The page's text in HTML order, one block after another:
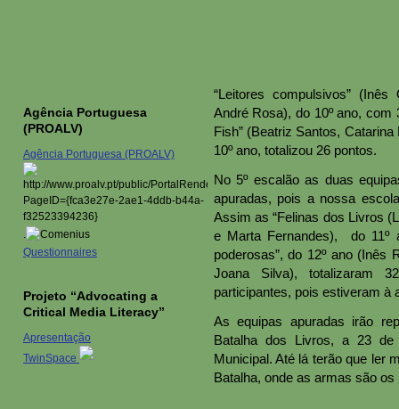
“Leitores compulsivos”
André Rosa), do 10º ano, com
Fish” (Beatriz Santos,
10º ano, totalizou 26 pontos.
No 5º escalão as duas
apuradas, pois a nossa
Assim as “Felinas dos Livros
e Marta Fernandes), do 11º
poderosas”, do 12º ano (Inês
Joana Silva), totalizaram
participantes, pois estiveram à
As equipas apuradas irão
Batalha dos Livros, a 23
Municipal. Até lá terão que ler
Batalha, onde as armas são
Agência Portuguesa
(PROALV)
Agência Portuguesa (PROALV)
.
Questionnaires
Projeto “Advocating a
Critical Media Literacy”
Apresentação
TwinSpace